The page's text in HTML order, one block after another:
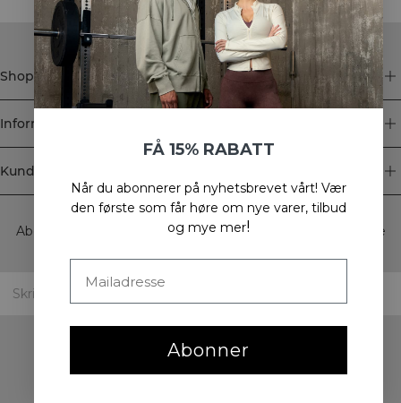
Shop
Informasjon
Kundeservice
Newsletter
Abonner på nyhetsbrevet vårt! Få eksklusive tilbud, de siste
FÅ 15% RABATT
Når du abonnerer på nyhetsbrevet vårt! Vær
den første som får høre om nye varer, tilbud
og mye mer!
Abonner